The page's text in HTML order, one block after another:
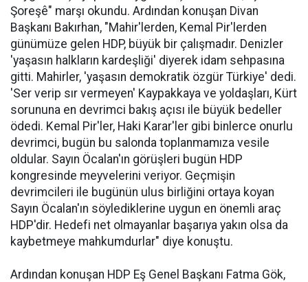
Şoreşê" marşı okundu. Ardından konuşan Divan
Başkanı Bakırhan, "Mahir'lerden, Kemal Pir'lerden
günümüze gelen HDP, büyük bir çalışmadır. Denizler
'yaşasın halkların kardeşliği' diyerek idam sehpasına
gitti. Mahirler, 'yaşasın demokratik özgür Türkiye' dedi.
'Ser verip sır vermeyen' Kaypakkaya ve yoldaşları, Kürt
sorununa en devrimci bakış açısı ile büyük bedeller
ödedi. Kemal Pir'ler, Haki Karar'ler gibi binlerce onurlu
devrimci, bugün bu salonda toplanmamıza vesile
oldular. Sayın Öcalan'ın görüşleri bugün HDP
kongresinde meyvelerini veriyor. Geçmişin
devrimcileri ile bugünün ulus birliğini ortaya koyan
Sayın Öcalan'ın söylediklerine uygun en önemli araç
HDP'dir. Hedefi net olmayanlar başarıya yakın olsa da
kaybetmeye mahkumdurlar" diye konuştu.
Ardından konuşan HDP Eş Genel Başkanı Fatma Gök,